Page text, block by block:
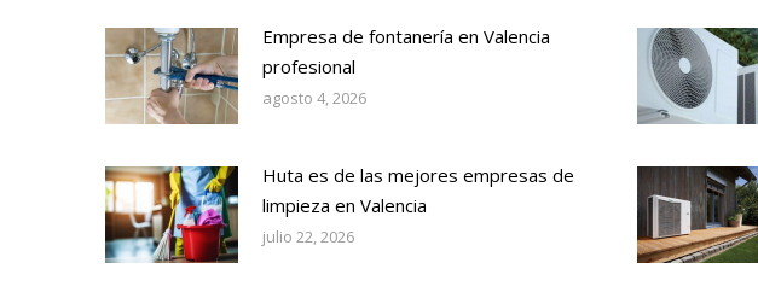
Empresa de fontanería en Valencia
profesional
agosto 4, 2026
Huta es de las mejores empresas de
limpieza en Valencia
julio 22, 2026